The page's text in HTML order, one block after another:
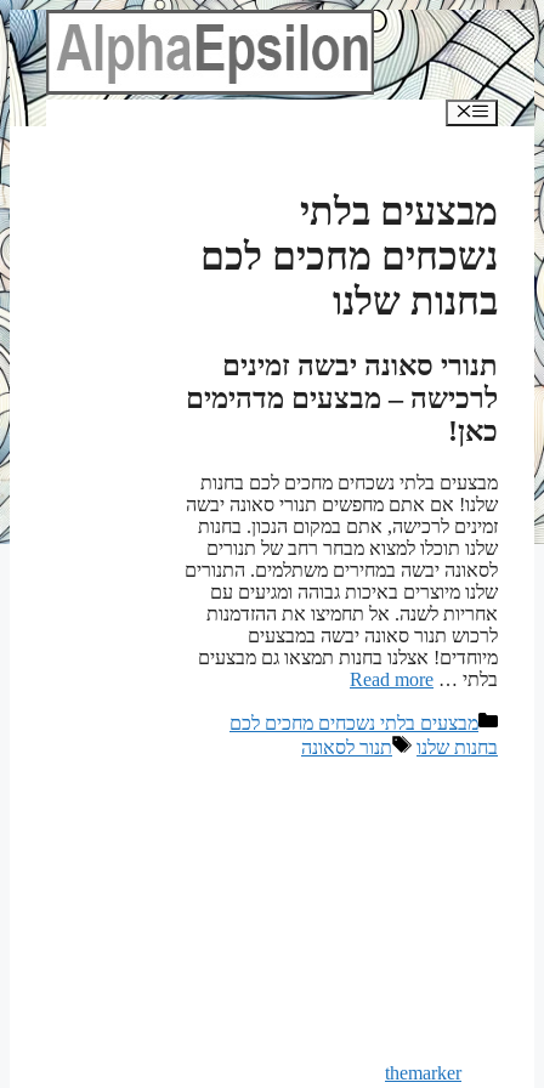
לדלג
לתוכן
תפריט
מבצעים בלתי
נשכחים מחכים לכם
בחנות שלנו
תנורי סאונה יבשה זמינים
לרכישה – מבצעים מדהימים
כאן!
מבצעים בלתי נשכחים מחכים לכם בחנות
שלנו! אם אתם מחפשים תנורי סאונה יבשה
זמינים לרכישה, אתם במקום הנכון. בחנות
שלנו תוכלו למצוא מבחר רחב של תנורים
לסאונה יבשה במחירים משתלמים. התנורים
שלנו מיוצרים באיכות גבוהה ומגיעים עם
אחריות לשנה. אל תחמיצו את ההזדמנות
לרכוש תנור סאונה יבשה במבצעים
מיוחדים! אצלנו בחנות תמצאו גם מבצעים
בלתי … Read more
קטגוריות
מבצעים בלתי נשכחים מחכים לכם
בחנות שלנו
תגיות
תנור לסאונה
themarker